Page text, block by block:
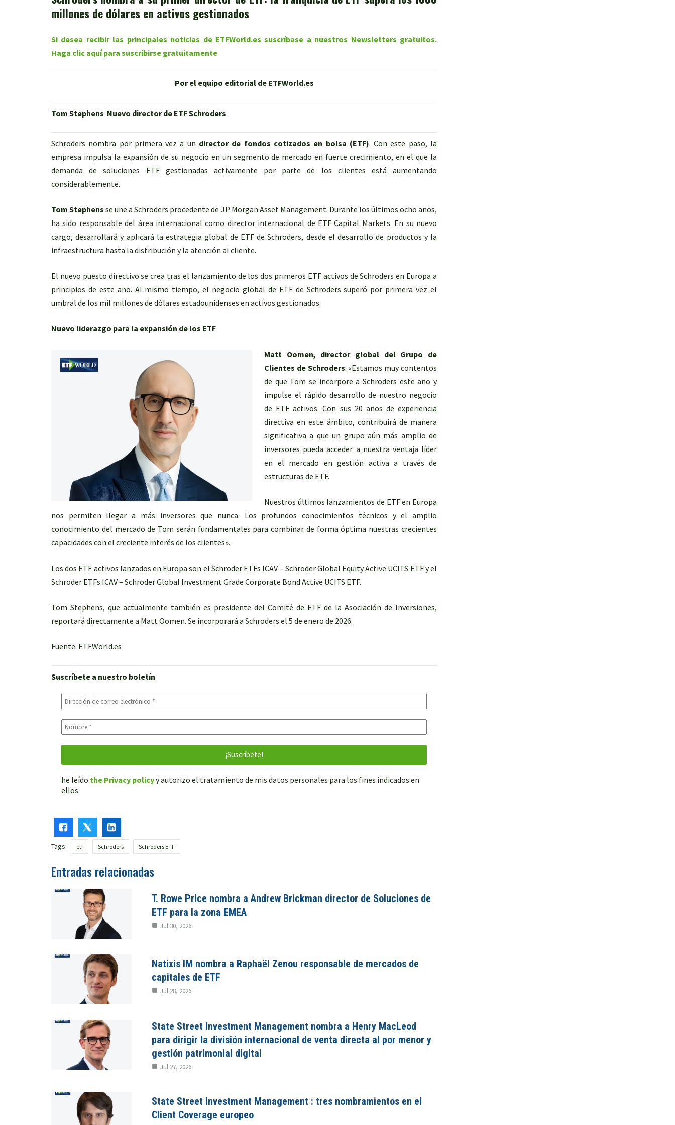
millones de dólares en activos gestionados
Si desea recibir las principales noticias de ETFWorld.es suscríbase a nuestros Newsletters gratuitos.
Haga clic aquí para suscribirse gratuitamente
Por el equipo editorial de ETFWorld.es
Tom Stephens Nuevo director de ETF Schroders
Schroders nombra por primera vez a un director de fondos cotizados en bolsa (ETF). Con este paso, la
empresa impulsa la expansión de su negocio en un segmento de mercado en fuerte crecimiento, en el que la
demanda de soluciones ETF gestionadas activamente por parte de los clientes está aumentando
considerablemente.
Tom Stephens se une a Schroders procedente de JP Morgan Asset Management. Durante los últimos ocho años,
ha sido responsable del área internacional como director internacional de ETF Capital Markets. En su nuevo
cargo, desarrollará y aplicará la estrategia global de ETF de Schroders, desde el desarrollo de productos y la
infraestructura hasta la distribución y la atención al cliente.
El nuevo puesto directivo se crea tras el lanzamiento de los dos primeros ETF activos de Schroders en Europa a
principios de este año. Al mismo tiempo, el negocio global de ETF de Schroders superó por primera vez el
umbral de los mil millones de dólares estadounidenses en activos gestionados.
Nuevo liderazgo para la expansión de los ETF
Matt Oomen, director global del Grupo de
Clientes de Schroders: «Estamos muy contentos
de que Tom se incorpore a Schroders este año y
impulse el rápido desarrollo de nuestro negocio
de ETF activos. Con sus 20 años de experiencia
directiva en este ámbito, contribuirá de manera
significativa a que un grupo aún más amplio de
inversores pueda acceder a nuestra ventaja líder
en el mercado en gestión activa a través de
estructuras de ETF.
Nuestros últimos lanzamientos de ETF en Europa
nos permiten llegar a más inversores que nunca. Los profundos conocimientos técnicos y el amplio
conocimiento del mercado de Tom serán fundamentales para combinar de forma óptima nuestras crecientes
capacidades con el creciente interés de los clientes».
Los dos ETF activos lanzados en Europa son el Schroder ETFs ICAV – Schroder Global Equity Active UCITS ETF y el
Schroder ETFs ICAV – Schroder Global Investment Grade Corporate Bond Active UCITS ETF.
Tom Stephens, que actualmente también es presidente del Comité de ETF de la Asociación de Inversiones,
reportará directamente a Matt Oomen. Se incorporará a Schroders el 5 de enero de 2026.
Fuente: ETFWorld.es
Suscríbete a nuestro boletín
he leído the Privacy policyy autorizo el tratamiento de mis datos personales para los fines indicados en
ellos.
Tags: etf Schroders Schroders ETF
Entradas relacionadas
T. Rowe Price nombra a Andrew Brickman director de Soluciones de
ETF para la zona EMEA
Jul 30, 2026
Natixis IM nombra a Raphaël Zenou responsable de mercados de
capitales de ETF
Jul 28, 2026
State Street Investment Management nombra a Henry MacLeod
para dirigir la división internacional de venta directa al por menor y
gestión patrimonial digital
Jul 27, 2026
State Street Investment Management : tres nombramientos en el
Client Coverage europeo